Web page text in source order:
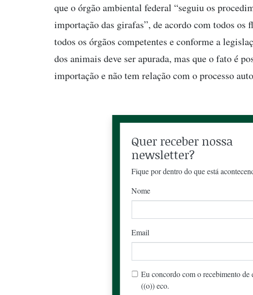
que o órgão ambiental federal “seguiu os
importação das girafas”, de acordo com todos os
todos os órgãos competentes e conforme a
dos animais deve ser apurada, mas que o fato é
importação e não tem relação com o processo
Quer receber nossa
newsletter?
Fique por dentro do que está
Nome
Email
Eu concordo com o recebimento de
((o)) eco.